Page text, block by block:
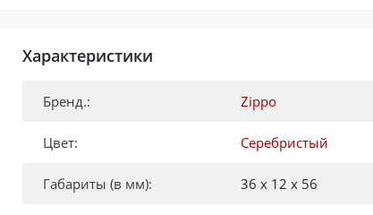
Характеристики
Бренд.: Zippo
Цвет: Серебристый
Габариты (в мм): 36 x 12 x 56